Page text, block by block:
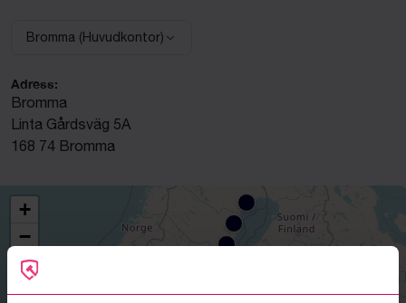
Välj anläggning:
Bromma (Huvudkontor)
Adress:
Bromma
Linta Gårdsväg 5A
168 74 Bromma
+
−